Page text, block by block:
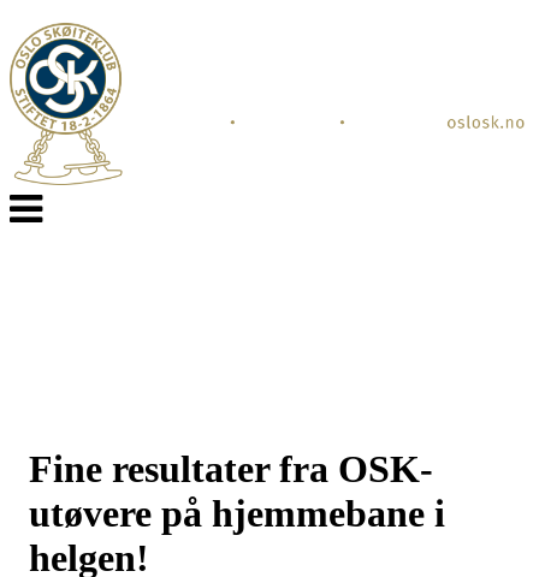
Veksle
navigasjon
Fine resultater fra OSK-
utøvere på hjemmebane i
helgen!